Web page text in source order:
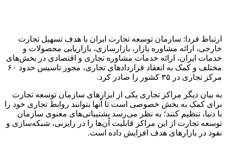
ارتباط فردا: سازمان توسعه تجارت ایران با هدف تسهیل تجارت
خارجی، ارائه مشاوره بازار، بازارسازی، بازاریابی محصولات و
خدمات ایران، ارائه خدمات مشاوره تجاری و اقتصادی در بخش‌های
مختلف و کمک به انعقاد قراردادهای تجاری، مجوز تاسیس حدود ۶۰
مرکز تجاری در ۳۵ کشور را صادر کرد.
به بیان دیگر مراکز تجاری یکی از ابزارهای سازمان توسعه تجارت
برای کمک به بخش خصوصی است تا آنها بتوانند روابط تجاری خود را
با دنیا، تنظیم کنند؛ به نظر می‌رسد پشتیبانی‌های معنوی سازمان
توسعه تجارت از این مراکز قابلیت آن‌ها را در رایزنی، شبکه‌سازی و
نفوذ در بازارهای هدف افزایش داده است.